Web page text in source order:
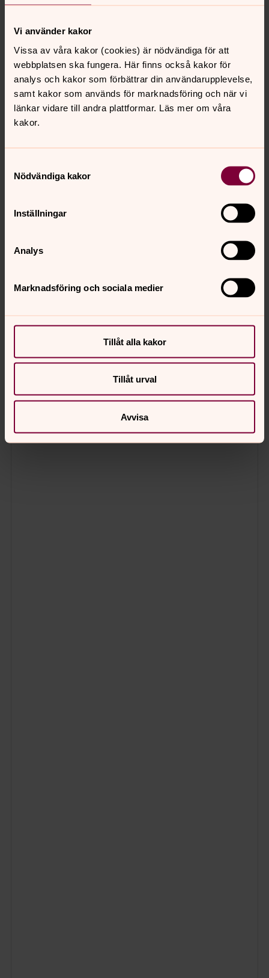
Vi använder kakor
Vissa av våra kakor (cookies) är nödvändiga för att
webbplatsen ska fungera. Här finns också kakor för
analys och kakor som förbättrar din användarupplevelse,
samt kakor som används för marknadsföring och när vi
länkar vidare till andra plattformar. Läs mer om våra
kakor.
Nödvändiga kakor
Inställningar
Analys
Marknadsföring och sociala medier
Tillåt alla kakor
Tillåt urval
Avvisa